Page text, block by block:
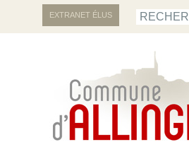
EXTRANET ÉLUS